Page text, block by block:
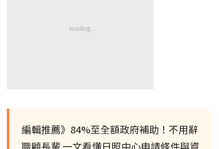
編輯推薦》84%至全額政府補助！不用辭